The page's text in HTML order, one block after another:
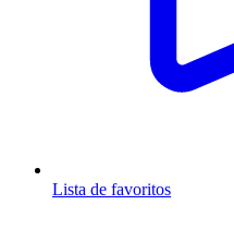
Lista de favoritos